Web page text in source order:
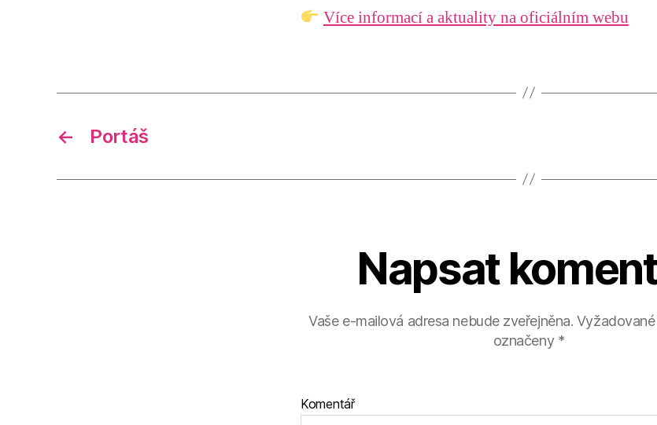
Více informací a aktuality na oficiálním webu
← Portáš
Napsat
Vaše e-mailová adresa nebude zveřejněna.
označeny *
Komentář